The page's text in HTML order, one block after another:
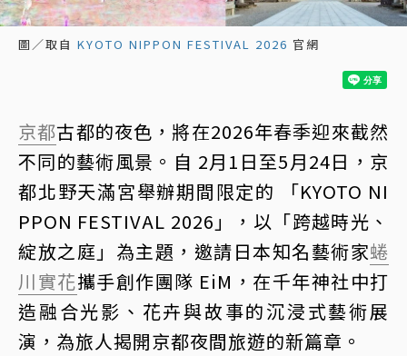
圖／取自 KYOTO NIPPON FESTIVAL 2026 官網
京都古都的夜色，將在2026年春季迎來截然
不同的藝術風景。自 2月1日至5月24日，京
都北野天滿宮舉辦期間限定的 「KYOTO NI
PPON FESTIVAL 2026」，以「跨越時光、
綻放之庭」為主題，邀請日本知名藝術家蜷
川實花攜手創作團隊 EiM，在千年神社中打
造融合光影、花卉與故事的沉浸式藝術展
演，為旅人揭開京都夜間旅遊的新篇章。